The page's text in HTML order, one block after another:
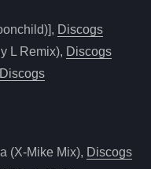
Discogs
L Remix), Discogs
Discogs
(X-Mike Mix), Discogs